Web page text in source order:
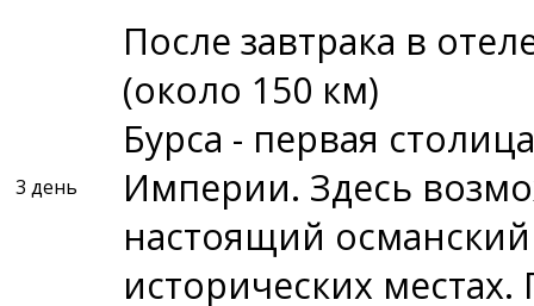
3 день
После завтрака в
(около 150 км)
Бурса - первая
Империи. Здесь
настоящий османский
исторических